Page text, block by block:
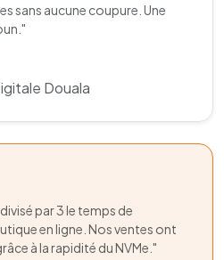
sans aucune coupure. Une
Douala
par 3 le temps de
en ligne. Nos ventes ont
à la rapidité du NVMe."